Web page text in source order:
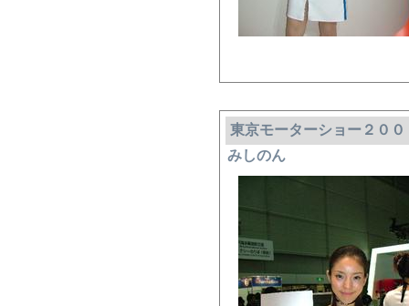
東京モーターショー２００
みしのん